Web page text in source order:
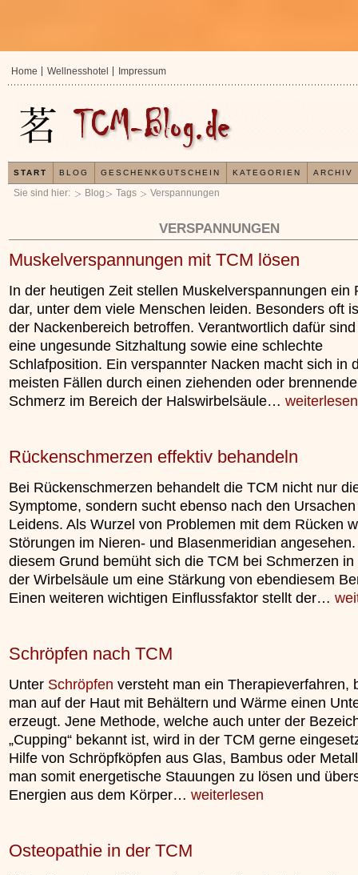
Sie sind hier: Blog Tags Verspannungen
VERSPANNUNGEN
Muskelverspannungen mit TCM lösen
In der heutigen Zeit stellen Muskelverspannungen ein
dar, unter dem viele Menschen leiden. Besonders oft
der Nackenbereich betroffen. Verantwortlich dafür
eine ungesunde Sitzhaltung sowie eine schlechte
Schlafposition. Ein verspannter Nacken macht sich in
meisten Fällen durch einen ziehenden oder
Schmerz im Bereich der Halswirbelsäule… weiterlesen
Rückenschmerzen effektiv behandeln
Bei Rückenschmerzen behandelt die TCM nicht nur
Symptome, sondern sucht ebenso nach den
Leidens. Als Wurzel von Problemen mit dem Rücken
Störungen im Nieren- und Blasenmeridian
diesem Grund bemüht sich die TCM bei Schmerzen in
der Wirbelsäule um eine Stärkung von ebendiesem
Einen weiteren wichtigen Einflussfaktor stellt der…
Schröpfen nach TCM
Unter Schröpfen versteht man ein Therapieverfahren,
man auf der Haut mit Behältern und Wärme einen
erzeugt. Jene Methode, welche auch unter der
„Cupping“ bekannt ist, wird in der TCM gerne
Hilfe von Schröpfköpfen aus Glas, Bambus oder
man somit energetische Stauungen zu lösen und
Energien aus dem Körper… weiterlesen
Osteopathie in der TCM
x
In der TCM sind Experten der Meinung, dass jeder
Organismus einem wiederkehrenden Energiekreislauf
unterliegt.
»»»
Jetzt kostenlos
Ihre
»»»
Home Wellnesshotel Impressum
START BLOG GESCHENKGUTSCHEIN KATEGORIEN ARCHIV